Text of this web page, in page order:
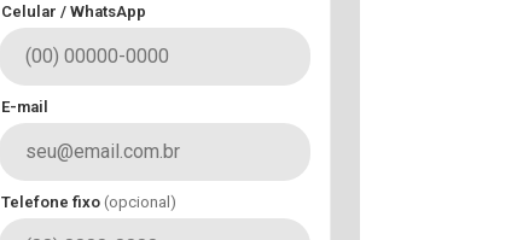
Celular / WhatsApp
E-mail
Telefone fixo (opcional)